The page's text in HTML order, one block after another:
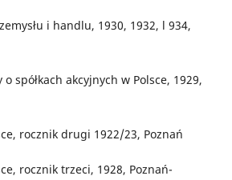
i handlu, 1930, 1932, l 934,
spółkach akcyjnych w Polsce, 1929,
rocznik drugi 1922/23, Poznań
rocznik trzeci, 1928, Poznań-